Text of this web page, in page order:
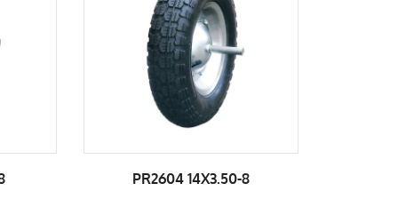
8 PR3000 16X4.00-8